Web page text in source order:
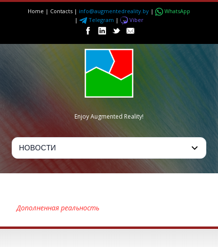
Home | Contacts | info@augmentedreality.by |
WhatsApp
|
Telegram | Viber
Enjoy Augmented Reality!
Дополненная реальность